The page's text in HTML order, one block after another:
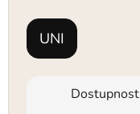
UNI
Dostupnost